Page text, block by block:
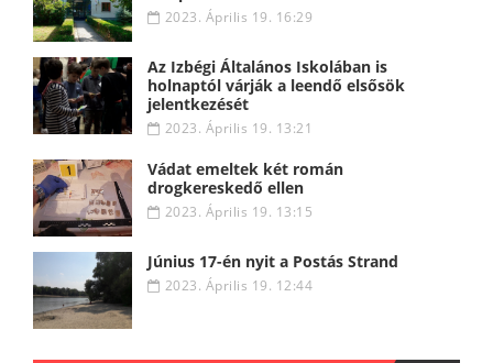
2023. Április 19. 16:29
Az Izbégi Általános Iskolában is
holnaptól várják a leendő elsősök
jelentkezését
2023. Április 19. 13:21
Vádat emeltek két román
drogkereskedő ellen
2023. Április 19. 13:15
Június 17-én nyit a Postás Strand
2023. Április 19. 12:44